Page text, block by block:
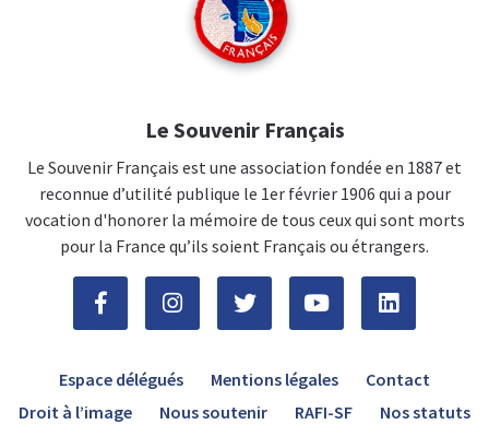
Le Souvenir Français
Le Souvenir Français est une association fondée en 1887 et
reconnue d’utilité publique le 1er février 1906 qui a pour
vocation d'honorer la mémoire de tous ceux qui sont morts
pour la France qu’ils soient Français ou étrangers.
Espace délégués Mentions légales
Contact
Droit à l’image
Nous soutenir RAFI-SF Nos statuts